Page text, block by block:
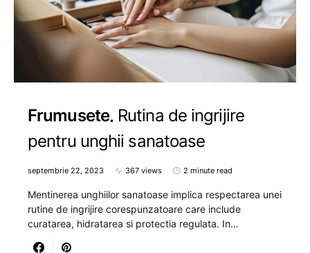
Frumusete Rutina de ingrijire
pentru unghii sanatoase
septembrie 22, 2023 367 views 2 minute read
Mentinerea unghiilor sanatoase implica respectarea unei
rutine de ingrijire corespunzatoare care include
curatarea, hidratarea si protectia regulata. In…